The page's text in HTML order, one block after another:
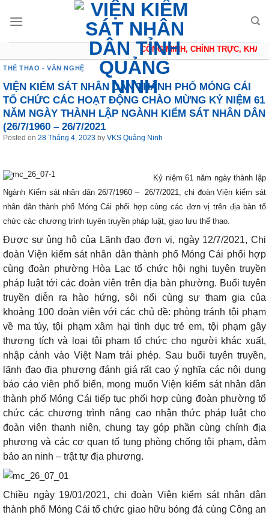
CÔNG MINH, CHÍNH TRỰC,
THỂ THAO - VĂN NGHỆ
VIỆN KIỂM SÁT NHÂN DÂN THÀNH PHỐ MÓNG CÁI
TỔ CHỨC CÁC HOẠT ĐỘNG CHÀO MỪNG KỶ NIỆM 61
NĂM NGÀY THÀNH LẬP NGÀNH KIỂM SÁT NHÂN DÂN
(26/7/1960 – 26/7/2021
Posted on 28 Tháng 4, 2023 by VKS Quảng Ninh
Kỷ niệm 61 năm ngày thành lập
Ngành Kiểm sát nhân dân 26/7/1960 –
26/7/2021, chi đoàn Viện kiểm sát
nhân dân thành phố Móng Cái phối hợp cùng các đơn vị trên địa bàn tổ
chức các chương trình tuyên truyền pháp luật, giao lưu thể thao.
Được sự ủng hộ của Lãnh đạo đơn vị, ngày 12/7/2021, Chi
đoàn Viện kiểm sát nhân dân thành phố Móng Cái phối hợp
cùng đoàn phường Hòa Lạc tổ chức hội nghị tuyên truyền
pháp luật tới các đoàn viên trên địa bàn phường. Buổi tuyên
truyền diễn ra hào hứng, sôi nổi cùng sự tham gia của
khoảng 100 đoàn viên với các chủ đề: phòng tránh tội phạm
về ma túy, tội phạm xâm hại tình dục trẻ em, tội phạm gây
thương tích và loại tội phạm tổ chức cho người khác xuất,
nhập cảnh vào Việt Nam trái phép. Sau buổi tuyên truyền,
lãnh đạo địa phương đánh giá rất cao ý nghĩa các nội dung
báo cáo viên phổ biến, mong muốn Viện kiểm sát nhân dân
thành phố Móng Cái tiếp tục phối hợp cùng đoàn phường tổ
chức các chương trình nâng cao nhận thức pháp luật cho
đoàn viên thanh niên, chung tay góp phần cùng chính địa
phương và các cơ quan tố tụng phòng chống tội phạm, đảm
bảo an ninh – trật tự địa phương.
Chiều ngày 19/01/2021, chi đoàn Viện kiểm sát nhân dân
thành phố Móng Cái tổ chức giao hữu bóng đá cùng Công an